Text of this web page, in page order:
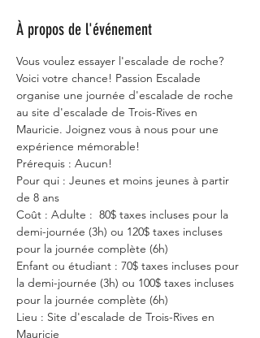
À propos de l'événement
Vous voulez essayer l'escalade de roche?
Voici votre chance! Passion Escalade
organise une journée d'escalade de roche
au site d'escalade de Trois-Rives en
Mauricie. Joignez vous à nous pour une
expérience mémorable!
Prérequis : Aucun!
Pour qui : Jeunes et moins jeunes à partir
de 8 ans
Coût : Adulte :  80$ taxes incluses pour la
demi-journée (3h) ou 120$ taxes incluses
pour la journée complète (6h)
Enfant ou étudiant : 70$ taxes incluses pour
la demi-journée (3h) ou 100$ taxes incluses
pour la journée complète (6h)
Lieu : Site d'escalade de Trois-Rives en
Mauricie